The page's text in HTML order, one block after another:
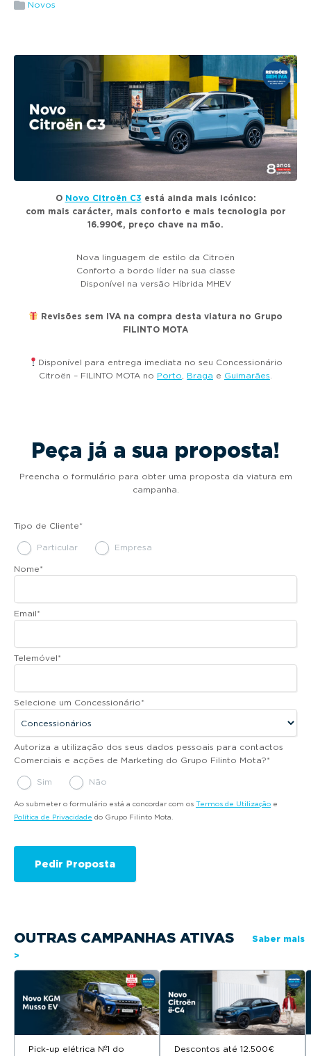
g
i
Novos
O Novo Citroën C3 está ainda mais icónico:
com mais carácter, mais conforto e mais tecnologia por
16.990€, preço chave na mão.
Nova linguagem de estilo da Citroën
Conforto a bordo líder na sua classe
Disponível na versão Híbrida MHEV
Revisões sem IVA na compra desta viatura no Grupo
FILINTO MOTA
Disponível para entrega imediata no seu Concessionário
Citroën – FILINTO MOTA no Porto, Braga e Guimarães.
Peça já a sua proposta!
Preencha o formulário para obter uma proposta da viatura em
campanha.
Tipo de Cliente*
Particular Empresa
Nome*
Email*
Telemóvel*
Selecione um Concessionário*
Autoriza a utilização dos seus dados pessoais para contactos
Comerciais e acções de Marketing do Grupo Filinto Mota?*
Sim Não
Ao submeter o formulário está a concordar com os Termos de Utilização e
Política de Privacidade do Grupo Filinto Mota.
OUTRAS CAMPANHAS ATIVAS
Saber mais
>
Pick-up elétrica Nº1 do
Descontos até 12.500€